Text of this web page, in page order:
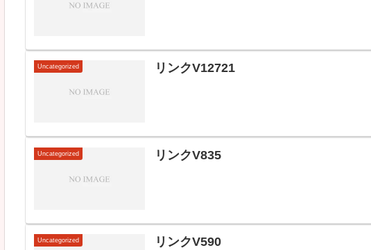
Uncategorized リンクV12721
Uncategorized リンクV835
Uncategorized リンクV590